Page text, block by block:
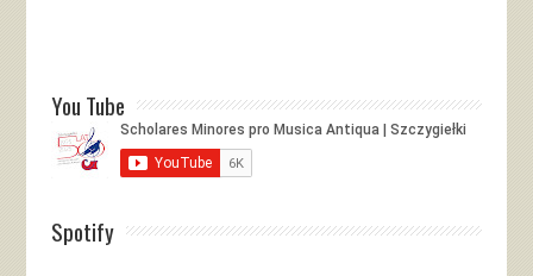
You Tube
Spotify